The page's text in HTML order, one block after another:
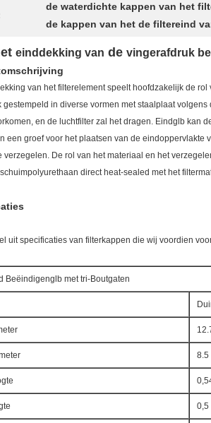
de waterdichte kappen van het
de kappen van het de filtereind
einddekking van de vingerafdruk
van het filterelement speelt hoofdzakelijk de
gestempeld in diverse vormen met staalplaat
en de luchtfilter zal het dragen. Eindglb kan
een groef voor het plaatsen van de
verzegelen. De rol van het materiaal en het
direct heat-sealed met het
uit specificaties van filterkappen die wij voordien
Beëindigenglb met tri-Boutgaten
8.5
0,5